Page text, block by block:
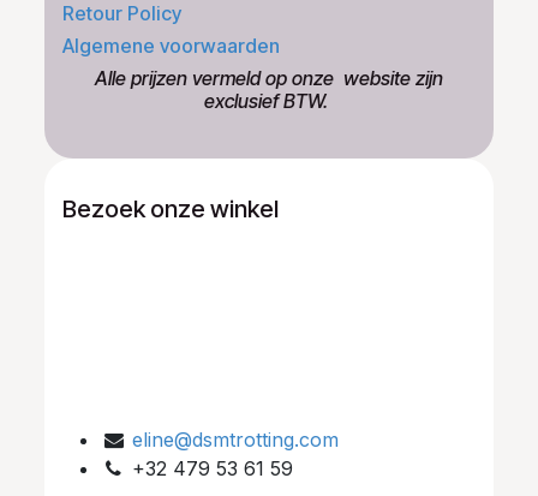
Retour Policy
Algemene voorwaarden
​Alle prijzen vermeld op onze ​website zijn
exclusief BTW.
Bezoek onze winkel
eline@dsmtrotting.com
+32 479 53 61 59